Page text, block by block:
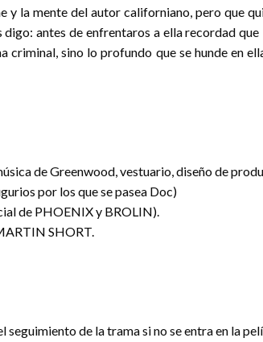
y la mente del autor californiano, pero que
antes de enfrentaros a ella recordad
criminal, sino lo profundo que se hunde en
de Greenwood, vestuario, diseño de
por los que se pasea Doc)
de PHOENIX y BROLIN).
SHORT.
de la trama si no se entra en la